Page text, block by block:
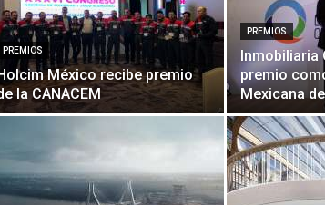
PREMIOS
México recibe premio
la CANACEM
PREMIOS
Inmobiliaria
premio
Mexicana